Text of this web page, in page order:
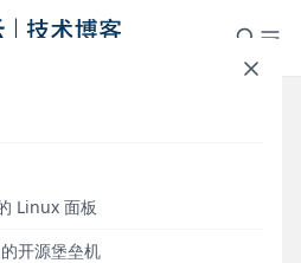
Linux 面板
开源堡垒机
里云游戏云官方
案